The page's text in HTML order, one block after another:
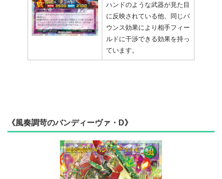
ハンドのような武器が見た目
に反映されている他、同じバ
ウンス効果により相手フィー
ルドに干渉できる効果を持っ
ています。
《風奏調苛のバンディーヴァ・D》